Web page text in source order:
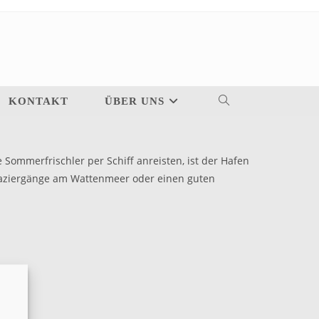
KONTAKT ÜBER UNS
Sommerfrischler per Schiff anreisten, ist der Hafen
am Wattenmeer oder einen guten